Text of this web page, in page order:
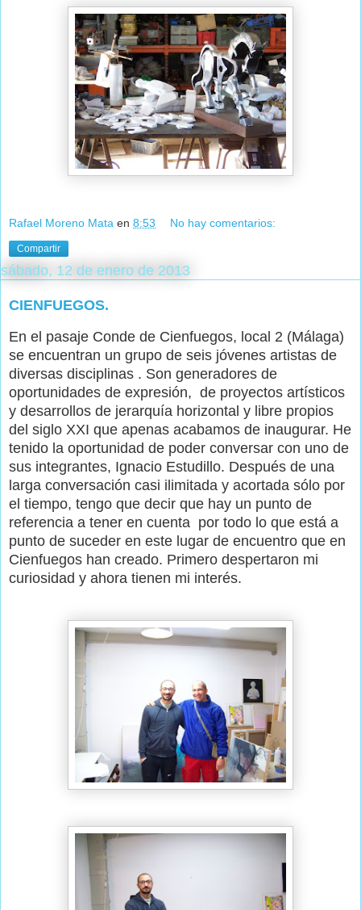
Rafael Moreno Mata en 8:53 No hay comentarios:
Compartir
sábado, 12 de enero de 2013
CIENFUEGOS.
En el pasaje Conde de Cienfuegos, local 2 (Málaga)
se encuentran un grupo de seis jóvenes artistas de
diversas disciplinas . Son generadores de
oportunidades de expresión, de proyectos artísticos
y desarrollos de jerarquía horizontal y libre propios
del siglo XXI que apenas acabamos de inaugurar. He
tenido la oportunidad de poder conversar con uno de
sus integrantes, Ignacio Estudillo. Después de una
larga conversación casi ilimitada y acortada sólo por
el tiempo, tengo que decir que hay un punto de
referencia a tener en cuenta por todo lo que está a
punto de suceder en este lugar de encuentro que en
Cienfuegos han creado. Primero despertaron mi
curiosidad y ahora tienen mi interés.